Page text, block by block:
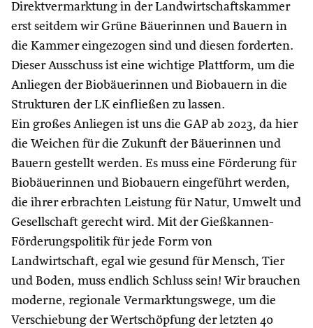
Direktvermarktung in der Landwirtschaftskammer
erst seitdem wir Grüne Bäuerinnen und Bauern in
die Kammer eingezogen sind und diesen forderten.
Dieser Ausschuss ist eine wichtige Plattform, um die
Anliegen der Biobäuerinnen und Biobauern in die
Strukturen der LK einfließen zu lassen.
Ein großes Anliegen ist uns die GAP ab 2023, da hier
die Weichen für die Zukunft der Bäuerinnen und
Bauern gestellt werden. Es muss eine Förderung für
Biobäuerinnen und Biobauern eingeführt werden,
die ihrer erbrachten Leistung für Natur, Umwelt und
Gesellschaft gerecht wird. Mit der Gießkannen-
Förderungspolitik für jede Form von
Landwirtschaft, egal wie gesund für Mensch, Tier
und Boden, muss endlich Schluss sein! Wir brauchen
moderne, regionale Vermarktungswege, um die
Verschiebung der Wertschöpfung der letzten 40